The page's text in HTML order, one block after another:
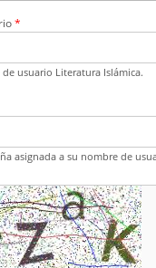
*
usuario Literatura Islámica.
asignada a su nombre de